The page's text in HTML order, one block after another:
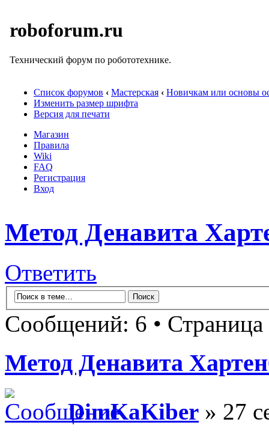
roboforum.ru
Технический форум по робототехнике.
Список форумов ‹ Мастерская ‹ Новичкам или основы
Изменить размер шрифта
Версия для печати
Магазин
Правила
Wiki
FAQ
Регистрация
Вход
Метод Денавита
Ответить
Сообщений: 6 • Страница
Метод Денавита
DimKaKiber » 27